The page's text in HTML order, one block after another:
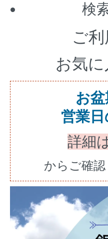
検
ご
お気
お
営業
詳細
からご確